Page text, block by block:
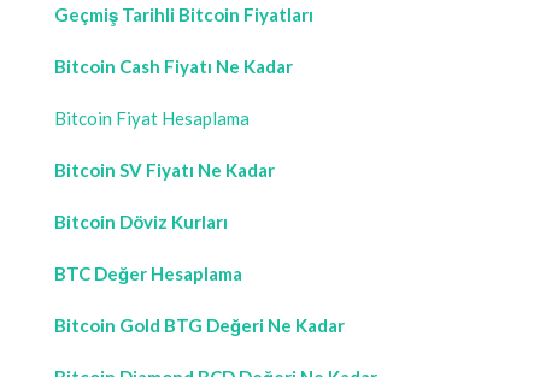
Geçmiş Tarihli Bitcoin Fiyatları
Bitcoin Cash Fiyatı Ne Kadar
Bitcoin Fiyat Hesaplama
Bitcoin SV Fiyatı Ne Kadar
Bitcoin Döviz Kurları
BTC Değer Hesaplama
Bitcoin Gold BTG Değeri Ne Kadar